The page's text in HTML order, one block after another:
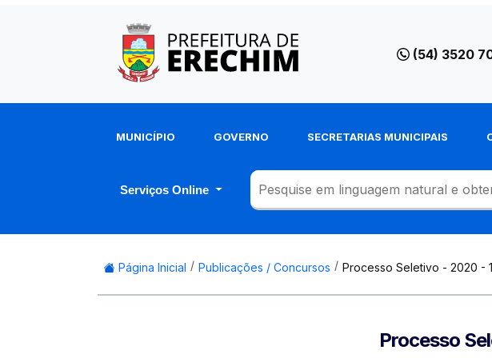
(54) 3520
MUNICÍPIO GOVERNO SECRETARIAS MUNICIPAIS
Serviços Online
Página Inicial Publicações / Concursos Processo Seletivo - 2020 -
Processo